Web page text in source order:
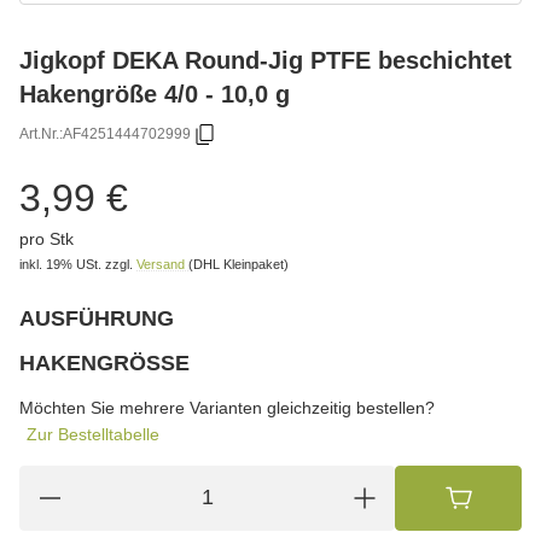
Jigkopf DEKA Round-Jig PTFE beschichtet
Hakengröße 4/0 - 10,0 g
Art.Nr.:AF4251444702999
3,99 €
pro Stk
inkl. 19% USt. zzgl. Versand (DHL Kleinpaket)
AUSFÜHRUNG
HAKENGRÖSSE
Möchten Sie mehrere Varianten gleichzeitig bestellen?
Zur Bestelltabelle